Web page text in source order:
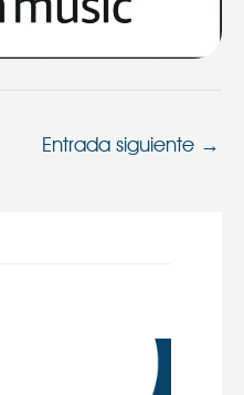
Entrada siguiente →